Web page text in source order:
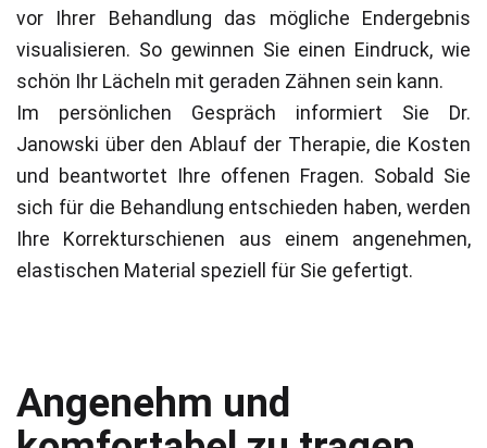
vor Ihrer Behandlung das mögliche Endergebnis
visualisieren. So gewinnen Sie einen Eindruck, wie
schön Ihr Lächeln mit geraden Zähnen sein kann.
Im persönlichen Gespräch informiert Sie Dr.
Janowski über den Ablauf der Therapie, die Kosten
und beantwortet Ihre offenen Fragen. Sobald Sie
sich für die Behandlung entschieden haben, werden
Ihre Korrekturschienen aus einem angenehmen,
elastischen Material speziell für Sie gefertigt.
Angenehm und